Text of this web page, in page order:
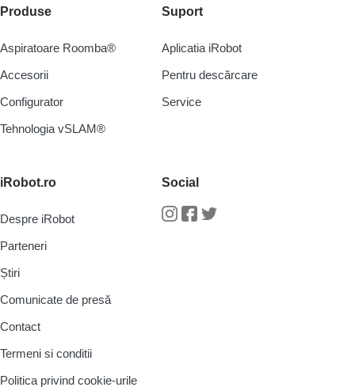
Produse
Aspiratoare Roomba®
Accesorii
Configurator
Tehnologia vSLAM®
Suport
Aplicatia iRobot
Pentru descărcare
Service
iRobot.ro
Despre iRobot
Parteneri
Știri
Comunicate de presă
Contact
Termeni si conditii
Politica privind cookie-urile
Social
InstagramFacebook